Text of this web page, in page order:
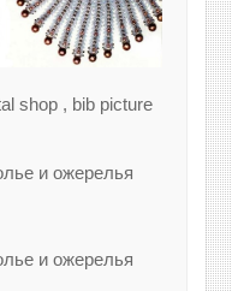
shop , bib picture